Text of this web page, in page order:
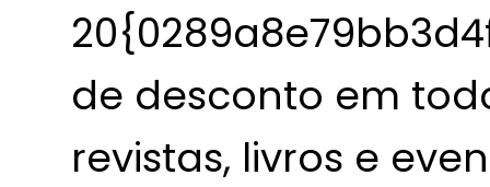
de desconto em
revistas, livros e